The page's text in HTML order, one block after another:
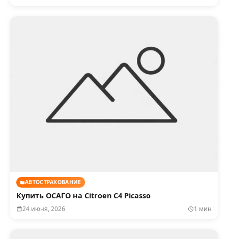
АВТОСТРАХОВАНИЕ
Купить ОСАГО на Citroen C4 Picasso
24 июня, 2026 1 мин